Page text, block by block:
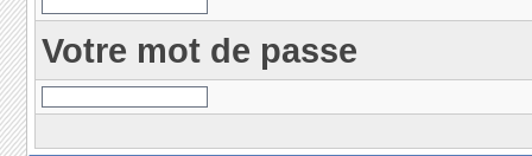
Votre mot de passe